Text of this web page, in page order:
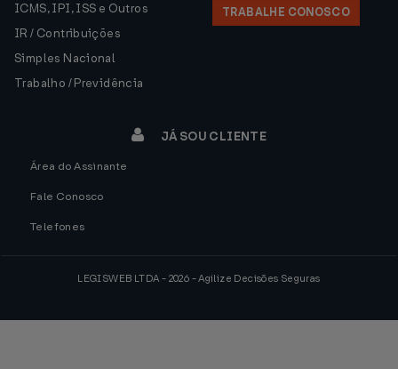
ICMS, IPI, ISS e Outros
IR / Contribuições
Simples Nacional
Trabalho / Previdência
TRABALHE CONOSCO
JÁ SOU CLIENTE
Área do Assinante
Fale Conosco
Telefones
LEGISWEB LTDA - 2026 - Agilize Decisões Seguras